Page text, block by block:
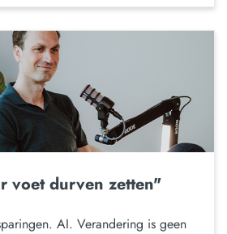
voet durven zetten"
AI. Verandering is geen